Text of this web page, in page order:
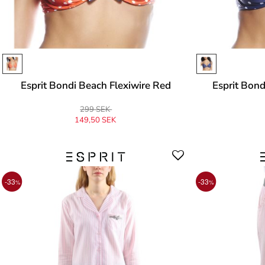
Esprit Bondi Beach Flexiwire Red
299 SEK
149,50 SEK
Esprit
-33% -33%